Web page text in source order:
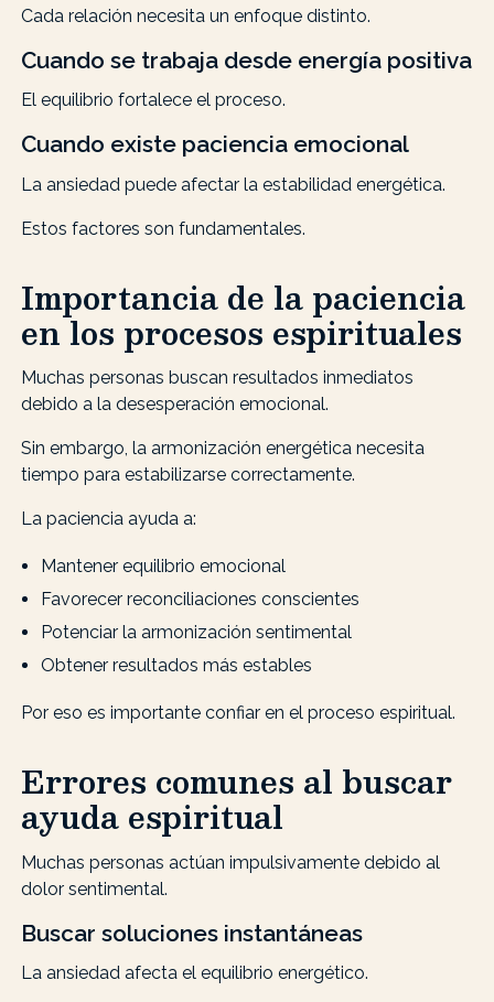
Cada relación necesita un enfoque distinto.
Cuando se trabaja desde energía positiva
El equilibrio fortalece el proceso.
Cuando existe paciencia emocional
La ansiedad puede afectar la estabilidad energética.
Estos factores son fundamentales.
Importancia de la paciencia
en los procesos espirituales
Muchas personas buscan resultados inmediatos
debido a la desesperación emocional.
Sin embargo, la armonización energética necesita
tiempo para estabilizarse correctamente.
La paciencia ayuda a:
Mantener equilibrio emocional
Favorecer reconciliaciones conscientes
Potenciar la armonización sentimental
Obtener resultados más estables
Por eso es importante confiar en el proceso espiritual.
Errores comunes al buscar
ayuda espiritual
Muchas personas actúan impulsivamente debido al
dolor sentimental.
Buscar soluciones instantáneas
La ansiedad afecta el equilibrio energético.